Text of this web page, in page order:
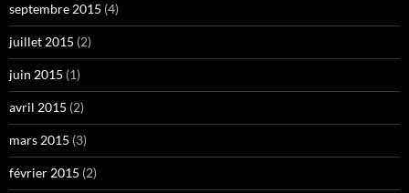
septembre 2015 (4)
juillet 2015 (2)
juin 2015 (1)
avril 2015 (2)
mars 2015 (3)
février 2015 (2)